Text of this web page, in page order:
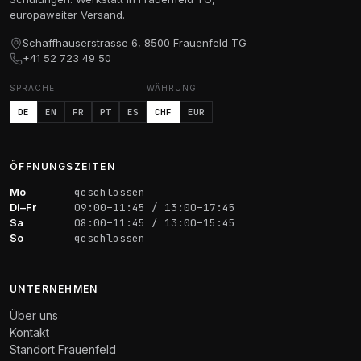
europaweiter Versand.
Schaffhauserstrasse 6, 8500 Frauenfeld TG
+41 52 723 49 50
SPRACHE
DE EN FR PT ES
WÄHRUNG
CHF EUR
ÖFFNUNGSZEITEN
Mo geschlossen
Di–Fr 09:00–11:45 / 13:00–17:45
Sa 08:00–11:45 / 13:00–15:45
So geschlossen
UNTERNEHMEN
Über uns
Kontakt
Standort Frauenfeld